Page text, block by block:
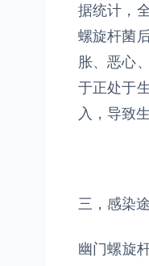
据统计，
螺旋杆菌
胀、恶心
于正处于
入，导致
三，感染
幽门螺旋